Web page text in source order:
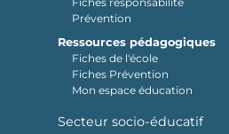
Prévention
Ressources pédagogiques
Fiches de l'école
Fiches Prévention
Mon espace éducation
Secteur socio-éducatif